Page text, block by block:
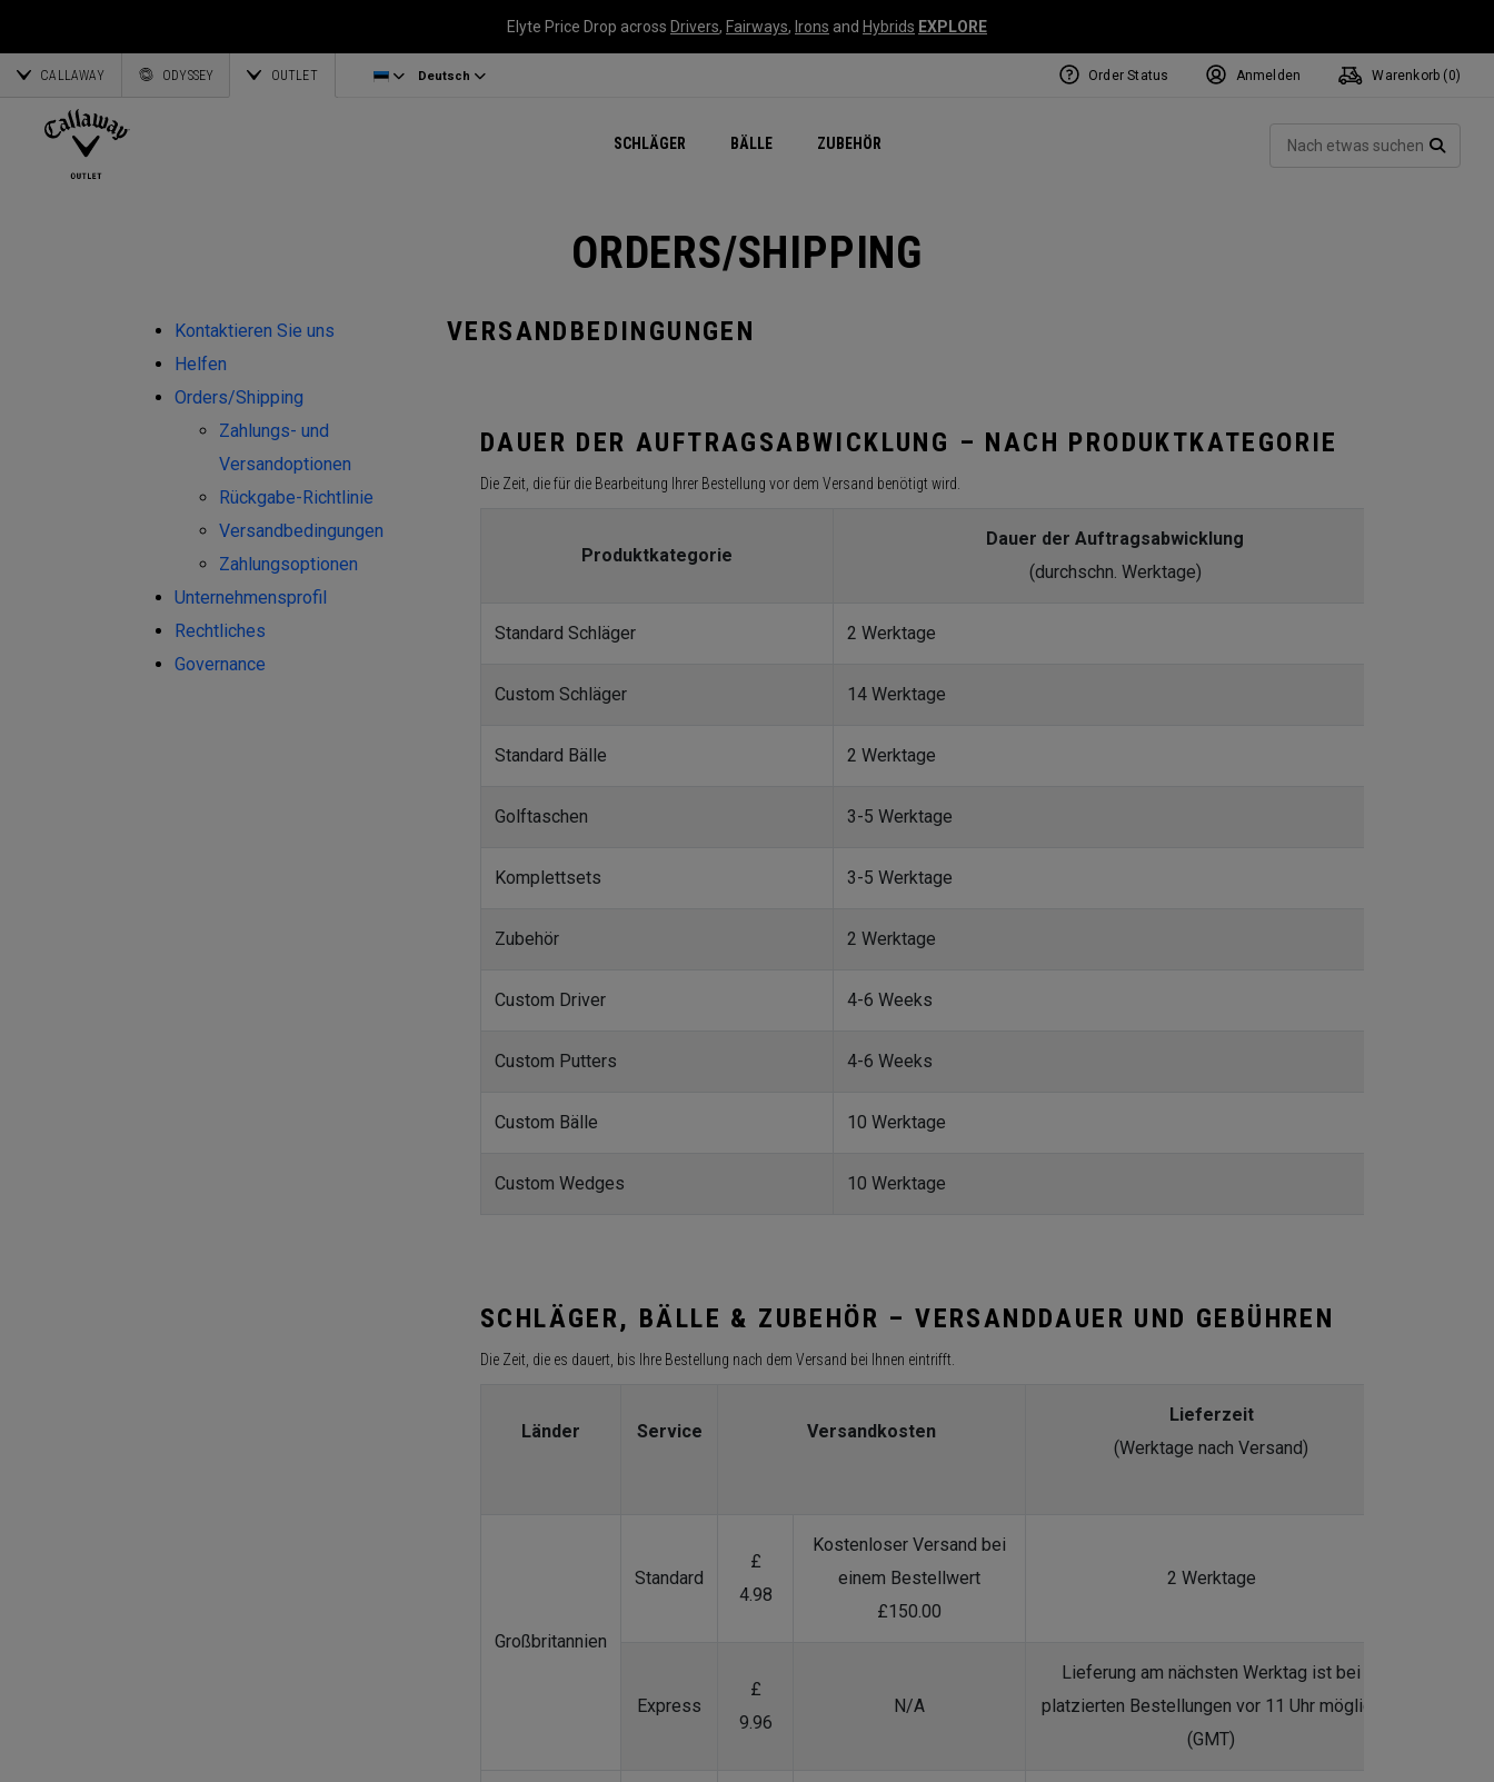
Elyte Price Drop across Drivers, Fairways, Irons and Hybrids EXPLORE
CALLAWAY ODYSSEY OUTLET Deutsch
SCHLÄGER BÄLLE ZUBEHÖR
Wedges
Putters
Alle ansehen Schläger
Schirme
Handtücher
OGIO Zubehör
Corporate Business
Partnerships
Estland
Griechenland
Litauen
English
Deutsch
Français
Order Status Anmelden Warenkorb ( 0)
ORDERS/SHIPPING
Kontaktieren Sie uns
Helfen
Orders/Shipping
Zahlungs- und
Versandoptionen
Rückgabe-Richtlinie
Versandbedingungen
Zahlungsoptionen
Unternehmensprofil
Rechtliches
Governance
VERSANDBEDINGUNGEN
DAUER DER AUFTRAGSABWICKLUNG – NACH PRODUKTKATEGORIE
Die Zeit, die für die Bearbeitung Ihrer Bestellung vor dem Versand benötigt wird.
Produktkategorie
Dauer der Auftragsabwicklung
(durchschn. Werktage)
Standard Schläger 2 Werktage
Custom Schläger 14 Werktage
Standard Bälle 2 Werktage
Golftaschen 3-5 Werktage
Komplettsets 3-5 Werktage
Zubehör 2 Werktage
Custom Driver 4-6 Weeks
Custom Putters 4-6 Weeks
Custom Bälle 10 Werktage
Custom Wedges 10 Werktage
SCHLÄGER, BÄLLE & ZUBEHÖR – VERSANDDAUER UND GEBÜHREN
Die Zeit, die es dauert, bis Ihre Bestellung nach dem Versand bei Ihnen eintrifft.
Länder Service Versandkosten
Lieferzeit
(Werktage nach Versand)
Großbritannien
Standard
£
4.98
Kostenloser Versand bei
einem Bestellwert
£150.00
2 Werktage
Express
£
9.96
N/A
Lieferung am nächsten Werktag ist bei
platzierten Bestellungen vor 11 Uhr möglich
(GMT)